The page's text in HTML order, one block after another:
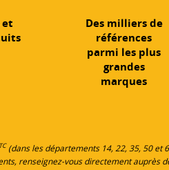
et
Des milliers de
références
parmi les plus
grandes
marques
(dans les départements 14, 22, 35, 50 et
renseignez-vous directement auprès